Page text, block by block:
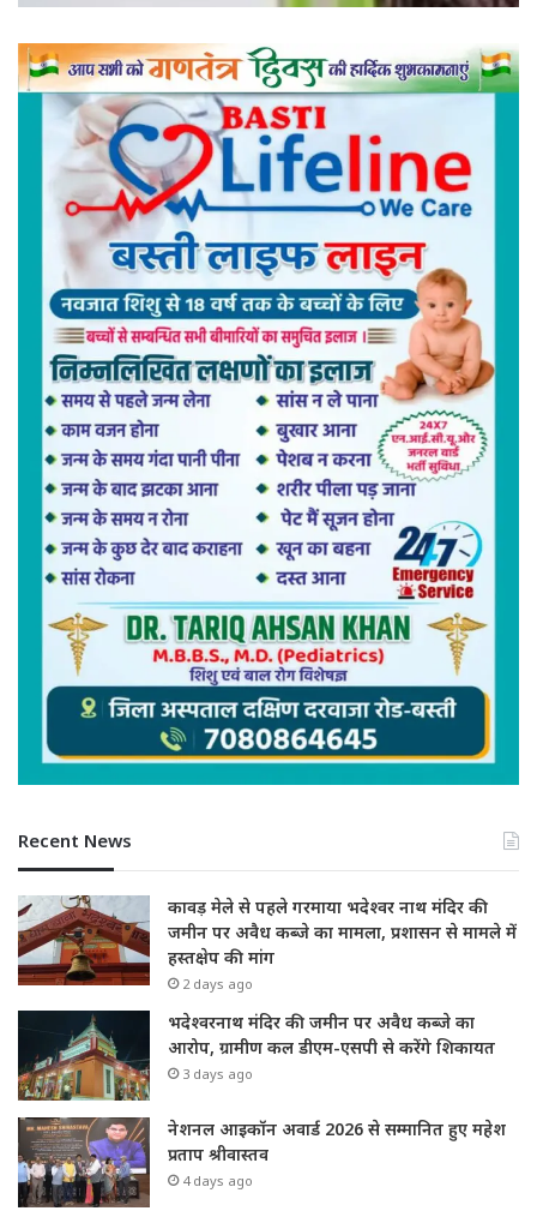
Recent News
कावड़ मेले से पहले गरमाया भदेश्वर नाथ मंदिर की
जमीन पर अवैध कब्जे का मामला, प्रशासन से मामले में
हस्तक्षेप की मांग
2 days ago
भदेश्वरनाथ मंदिर की जमीन पर अवैध कब्जे का
आरोप, ग्रामीण कल डीएम-एसपी से करेंगे शिकायत
3 days ago
नेशनल आइकॉन अवार्ड 2026 से सम्मानित हुए महेश
प्रताप श्रीवास्तव
4 days ago